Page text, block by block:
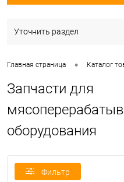
Уточнить раздел
Главная страница • Каталог
Запчасти для
оборудования
Фильтр